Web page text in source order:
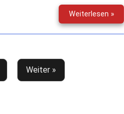
Weiterlesen »Der
–
Weiter »